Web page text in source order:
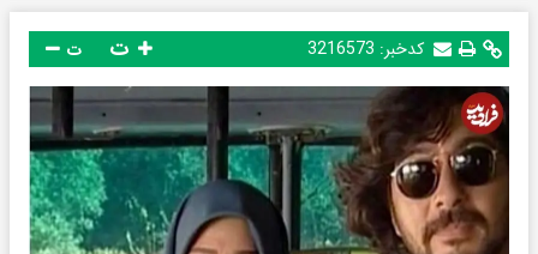
کدخبر: 3216573 ت